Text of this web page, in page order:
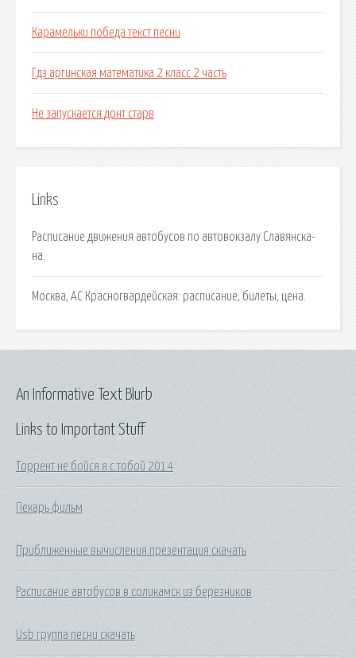
Карамельки победа текст песни
Гдз аргинская математика 2 класс 2 часть
Не запускается донт старв
Links
Расписание движения автобусов по автовокзалу Славянска-
на.
Москва, АС Красногвардейская: расписание, билеты, цена.
Links to Important Stuff
Торрент не бойся я с тобой 2014
Пекарь фильм
Приближенные вычисления презентация скачать
Расписание автобусов в соликамск из березников
Usb группа песни скачать
An Informative Text Blurb